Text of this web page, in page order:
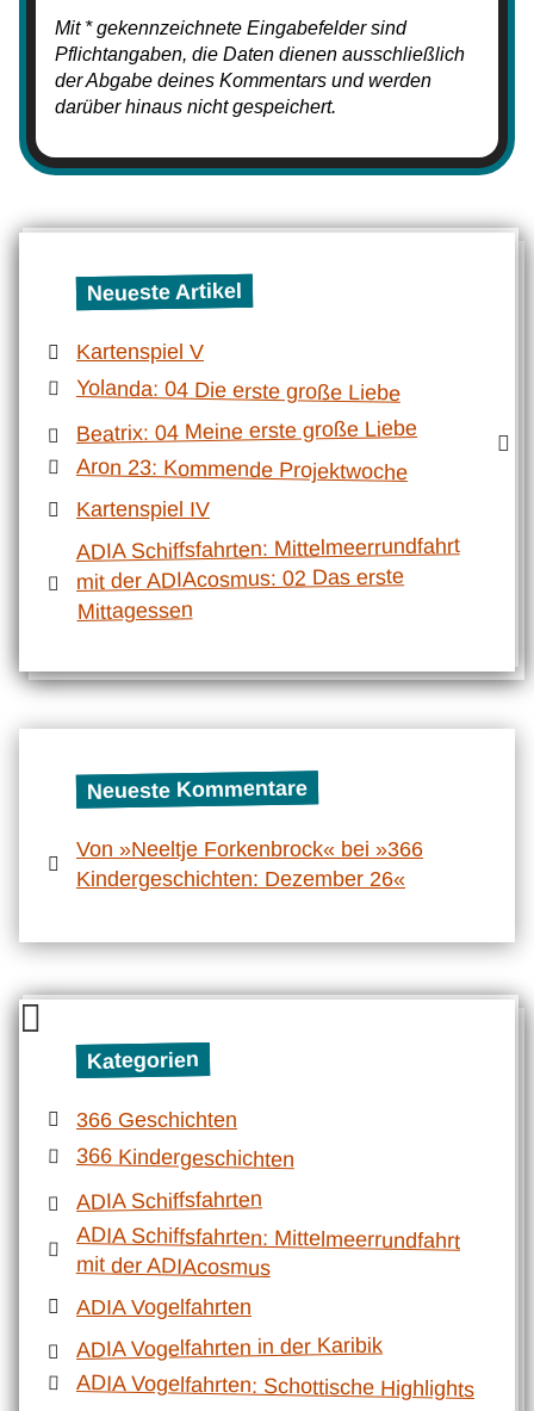
Mit * gekennzeichnete Eingabefelder sind
Pflichtangaben, die Daten dienen ausschließlich
der Abgabe deines Kommentars und werden
darüber hinaus nicht gespeichert.
Neueste Artikel
Kartenspiel V
Yolanda: 04 Die erste große Liebe
Beatrix: 04 Meine erste große Liebe
Aron 23: Kommende Projektwoche
Kartenspiel IV
ADIA Schiffsfahrten: Mittelmeerrundfahrt
mit der ADIAcosmus: 02 Das erste
Mittagessen
Neueste Kommentare
Von »Neeltje Forkenbrock« bei »366
Kindergeschichten: Dezember 26«
Kategorien
366 Geschichten
366 Kindergeschichten
ADIA Schiffsfahrten
ADIA Schiffsfahrten: Mittelmeerrundfahrt
mit der ADIAcosmus
ADIA Vogelfahrten
ADIA Vogelfahrten in der Karibik
ADIA Vogelfahrten: Schottische Highlights